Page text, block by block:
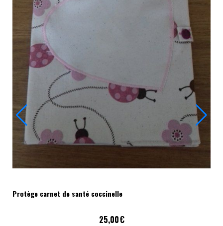
Protège carnet de santé coccinelle
25,00€